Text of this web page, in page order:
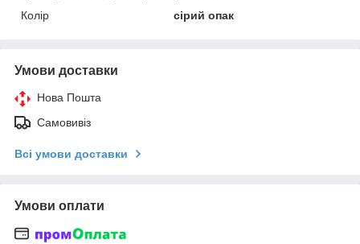
Колір
сірий опак
Умови доставки
Нова Пошта
Самовивіз
Всі умови доставки
Умови оплати